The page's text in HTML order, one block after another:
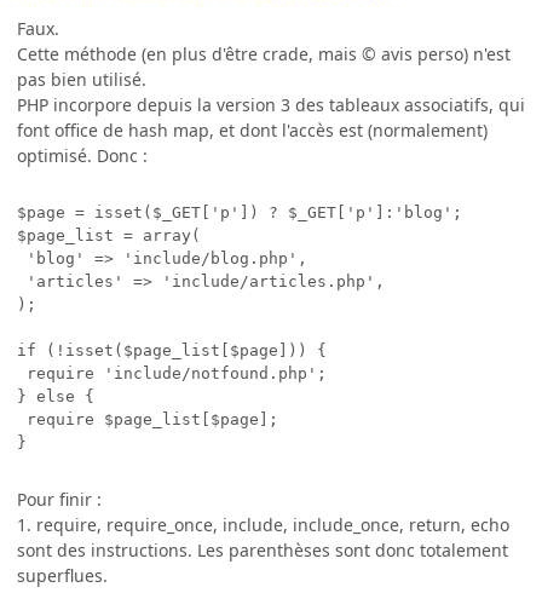
Faux.
Cette méthode (en plus d'être crade, mais © avis perso) n'est
pas bien utilisé.
PHP incorpore depuis la version 3 des tableaux associatifs, qui
font office de hash map, et dont l'accès est (normalement)
optimisé. Donc :
$page = isset($_GET['p']) ? $_GET['p']:'blog';
$page_list = array(
'blog' => 'include/blog.php',
'articles' => 'include/articles.php',
);
if (!isset($page_list[$page])) {
require 'include/notfound.php';
} else {
require $page_list[$page];
}
Pour finir :
1. require, require_once, include, include_once, return, echo
sont des instructions. Les parenthèses sont donc totalement
superflues.